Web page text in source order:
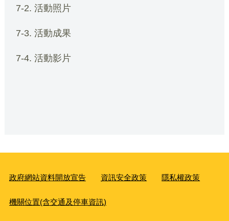
7-2. 活動照片
7-3. 活動成果
7-4. 活動影片
政府網站資料開放宣告 資訊安全政策 隱私權政策
機關位置(含交通及停車資訊)